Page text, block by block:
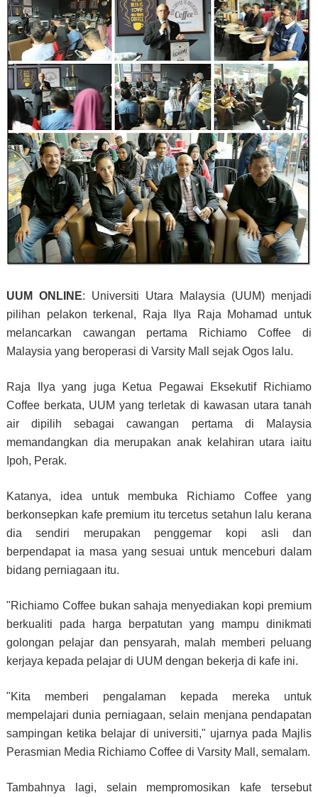
UUM ONLINE: Universiti Utara Malaysia (UUM) menjadi
pilihan pelakon terkenal, Raja Ilya Raja Mohamad untuk
melancarkan cawangan pertama Richiamo Coffee di
Malaysia yang beroperasi di Varsity Mall sejak Ogos lalu.
Raja Ilya yang juga Ketua Pegawai Eksekutif Richiamo
Coffee berkata, UUM yang terletak di kawasan utara tanah
air dipilih sebagai cawangan pertama di Malaysia
memandangkan dia merupakan anak kelahiran utara iaitu
Ipoh, Perak.
Katanya, idea untuk membuka Richiamo Coffee yang
berkonsepkan kafe premium itu tercetus setahun lalu kerana
dia sendiri merupakan penggemar kopi asli dan
berpendapat ia masa yang sesuai untuk menceburi dalam
bidang perniagaan itu.
"Richiamo Coffee bukan sahaja menyediakan kopi premium
berkualiti pada harga berpatutan yang mampu dinikmati
golongan pelajar dan pensyarah, malah memberi peluang
kerjaya kepada pelajar di UUM dengan bekerja di kafe ini.
"Kita memberi pengalaman kepada mereka untuk
mempelajari dunia perniagaan, selain menjana pendapatan
sampingan ketika belajar di universiti," ujarnya pada Majlis
Perasmian Media Richiamo Coffee di Varsity Mall, semalam.
Tambahnya lagi, selain mempromosikan kafe tersebut